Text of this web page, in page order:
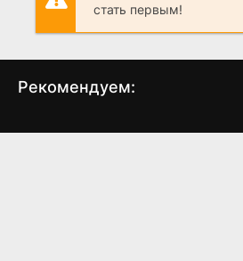
стать первым!
Рекомендуем:
Железный человек 2